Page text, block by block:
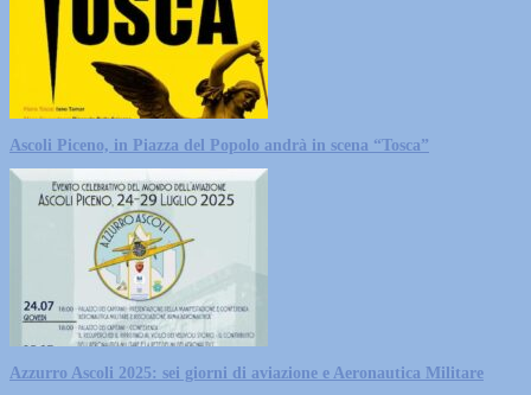
Ascoli Piceno, in Piazza del Popolo andrà in scena “Tosca”
Azzurro Ascoli 2025: sei giorni di aviazione e Aeronautica Militare